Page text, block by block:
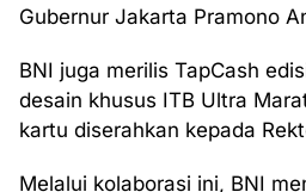
Gubernur Jakarta Pramono
BNI juga merilis TapCash
desain khusus ITB Ultra
kartu diserahkan kepada
Melalui kolaborasi ini, BNI